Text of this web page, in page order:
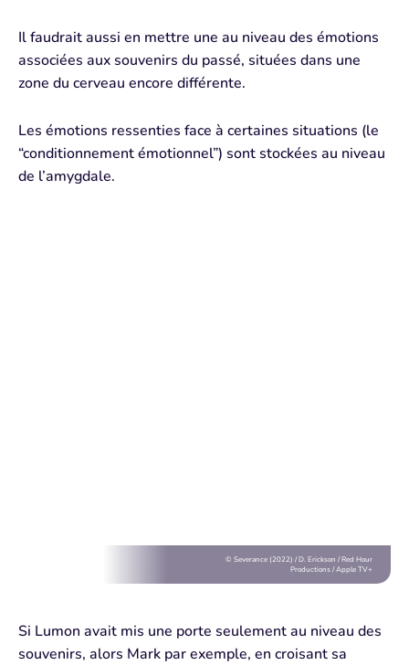
Il faudrait aussi en mettre une au niveau des émotions
associées aux souvenirs du passé, situées dans une
zone du cerveau encore différente.
Les émotions ressenties face à certaines situations (le
“conditionnement émotionnel”) sont stockées au niveau
de l’amygdale.
© Severance (2022) / D. Erickson / Red Hour
Productions / Apple TV+
Si Lumon avait mis une porte seulement au niveau des
souvenirs, alors Mark par exemple, en croisantsa